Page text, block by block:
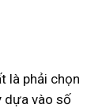
là phải chọn
dựa vào số